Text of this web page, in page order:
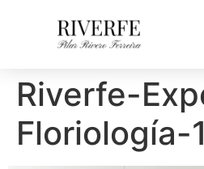
Riverfe-
Floriología-